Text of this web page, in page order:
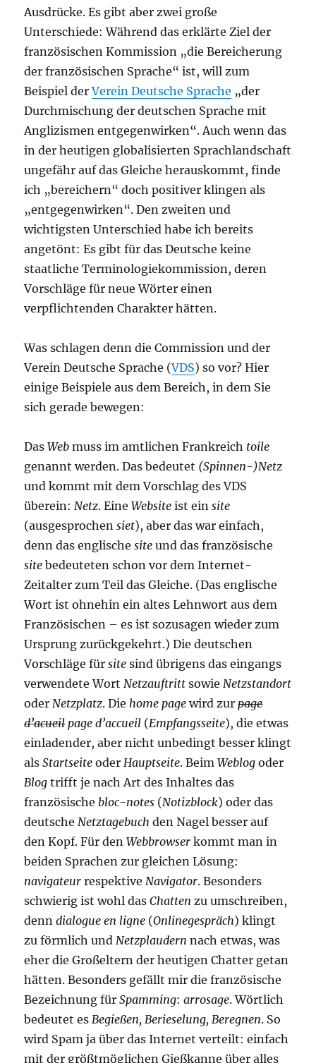
Ausdrücke. Es gibt aber zwei große
Unterschiede: Während das erklärte Ziel der
französischen Kommission „die Bereicherung
der französischen Sprache“ ist, will zum
Beispiel derVerein Deutsche Sprache „der
Durchmischung der deutschen Sprache mit
Anglizismen entgegenwirken“. Auch wenn das
in der heutigen globalisierten Sprachlandschaft
ungefähr auf das Gleiche herauskommt, finde
ich „bereichern“ doch positiver klingen als
„entgegenwirken“. Den zweiten und
wichtigsten Unterschied habe ich bereits
angetönt: Es gibt für das Deutsche keine
staatliche Terminologiekommission, deren
Vorschläge für neue Wörter einen
verpflichtenden Charakter hätten.
Was schlagen denn die Commission und der
Verein Deutsche Sprache (VDS) so vor? Hier
einige Beispiele aus dem Bereich, in dem Sie
sich gerade bewegen:
DasWeb muss im amtlichen Frankreich toile
genannt werden. Das bedeutet (Spinnen-)Netz
und kommt mit dem Vorschlag des VDS
überein:Netz. EineWebsite ist einsite
(ausgesprochensiet), aber das war einfach,
denn das englischesite und das französische
site bedeuteten schon vor dem Internet-
Zeitalter zum Teil das Gleiche. (Das englische
Wort ist ohnehin ein altes Lehnwort aus dem
Französischen – es ist sozusagen wieder zum
Ursprung zurückgekehrt.) Die deutschen
Vorschläge fürsite sind übrigens das eingangs
verwendete WortNetzauftrittsowie Netzstandort
oderNetzplatz. Diehome page wird zurpage
d’acueil page d’accueil (Empfangsseite), die etwas
einladender, aber nicht unbedingt besser klingt
alsStartseite oderHauptseite. BeimWeblog oder
Blog trifft je nach Art des Inhaltes das
französische bloc-notes (Notizblock) oder das
deutscheNetztagebuch den Nagel besser auf
den Kopf. Für denWebbrowser kommt man in
beiden Sprachen zur gleichen Lösung:
navigateur respektiveNavigator. Besonders
schwierig ist wohl dasChatten zu umschreiben,
denndialogue en ligne (Onlinegespräch) klingt
zu förmlich undNetzplaudern nach etwas, was
eher die Großeltern der heutigen Chatter getan
hätten. Besonders gefällt mir die französische
Bezeichnung fürSpamming:arrosage. Wörtlich
bedeutet esBegießen, Berieselung, Beregnen. So
wird Spam ja über das Internet verteilt: einfach
mit der größtmöglichen Gießkanne über alles